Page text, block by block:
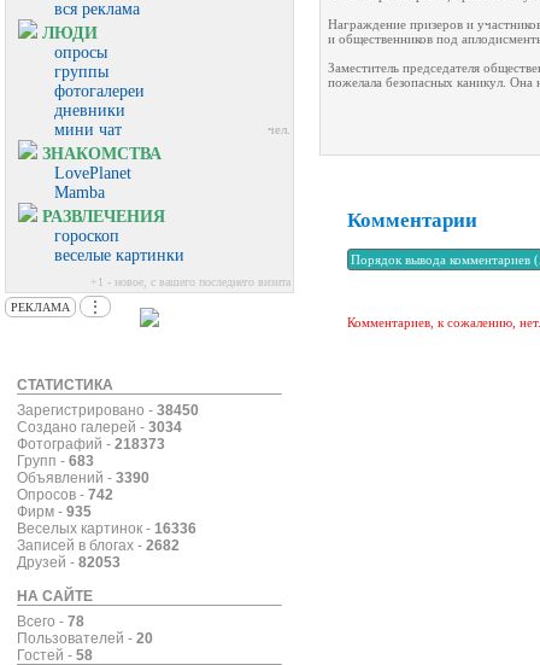
вся реклама
ЛЮДИ
опросы
группы
фотогалереи
дневники
мини чат
чел.
ЗНАКОМСТВА
LovePlanet
Mamba
РАЗВЛЕЧЕНИЯ
гороскоп
веселые картинки
+1 - новое, с вашего последнего визита
РЕКЛАМА
⋮
СТАТИСТИКА
Зарегистрировано - 38450
Создано галерей - 3034
Фотографий - 218373
Групп - 683
Объявлений - 3390
Опросов - 742
Фирм - 935
Веселых картинок - 16336
Записей в блогах - 2682
Друзей - 82053
НА САЙТЕ
Всего - 78
Пользователей - 20
Гостей - 58
Награждение призеров и
и общественников под
Заместитель председателя
пожелала безопасных каникул.
Комментарии
Комментариев, к сожалению, нет.